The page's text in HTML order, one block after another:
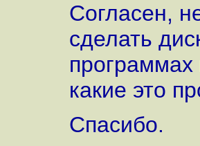
Согласен,
сделать
программах
какие это
Спасибо.